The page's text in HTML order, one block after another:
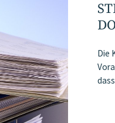
Die